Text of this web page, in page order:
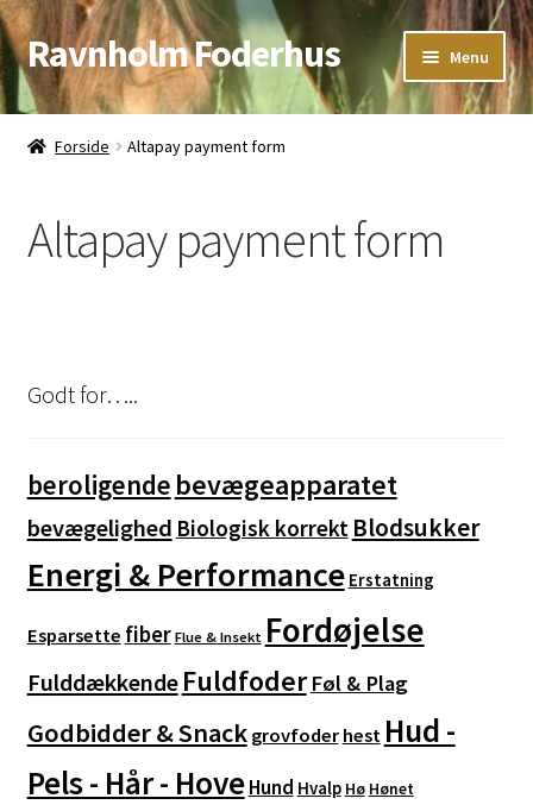
Spring
til
navigation
Spring
til
indhold
Ravnholm Foderhus Menu
Åbningstider
Forside Altapay payment form
Altapay payment form
Godt for…..
beroligende bevægeapparatet
bevægelighed Biologisk korrekt Blodsukker
Energi & Performance Erstatning
Esparsette fiber Flue & Insekt Fordøjelse
Fulddækkende Fuldfoder Føl & Plag
Godbidder & Snack grovfoder hest Hud -
Pels - Hår - HoveHund Hvalp Hø Hønet